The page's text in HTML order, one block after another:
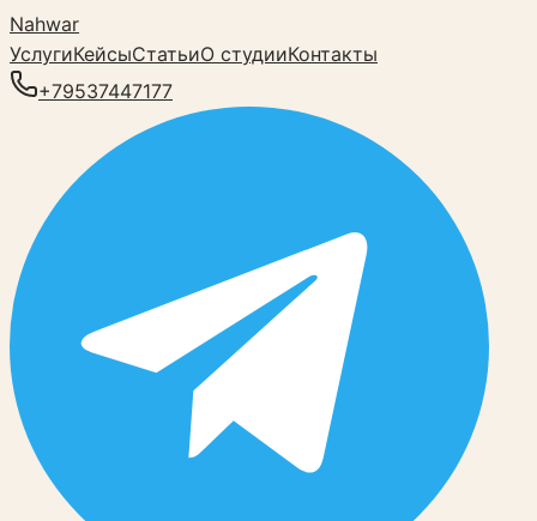
Nahwar
УслугиКейсыСтатьиО студииКонтакты
+79537447177